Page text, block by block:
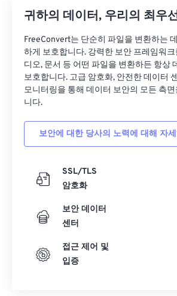
귀하의 데이터, 우리의 최우
FreeConvert는 단순히 파일을 변환하는
하게 보호합니다. 강력한 보안 프레임워크
디오, 문서 등 어떤 파일을 변환하든 항상
보호합니다. 고급 암호화, 안전한 데이터
모니터링을 통해 데이터 보안의 모든 측
니다.
보안에 대한 당사의 노력에 대해 자
SSL/TLS
암호화
보안 데이터
센터
접근 제어 및
입증